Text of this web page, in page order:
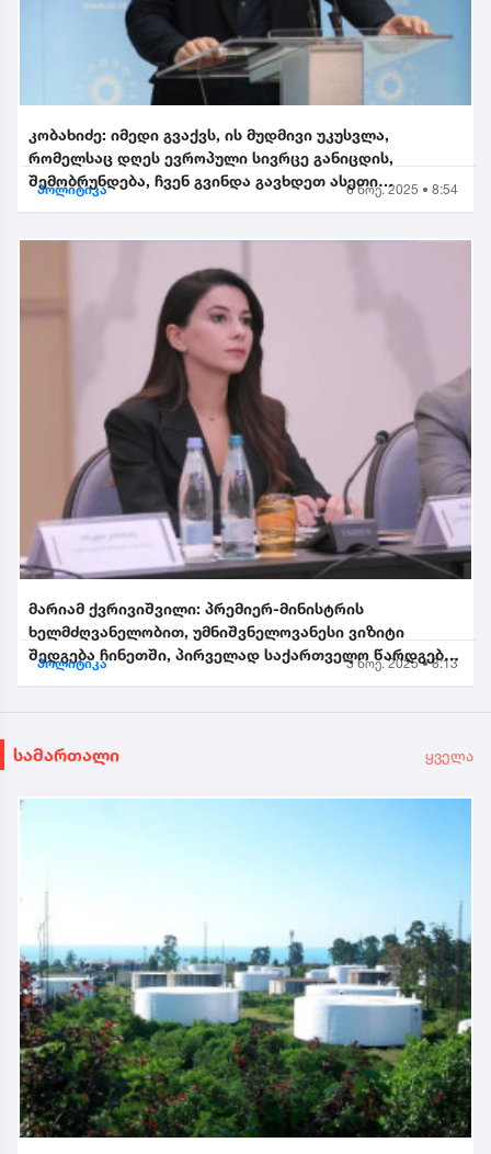
კობახიძე: იმედი გვაქვს, ის მუდმივი უკუსვლა,
რომელსაც დღეს ევროპული სივრცე განიცდის,
შემობრუნდება, ჩვენ გვინდა გავხდეთ ასეთი
პოლიტიკა 6 ნოე. 2025 • 8:54
მარიამ ქვრივიშვილი: პრემიერ-მინისტრის
ხელმძღვანელობით, უმნიშვნელოვანესი ვიზიტი
შედგება ჩინეთში, პირველად საქართველო წარდგება
პოლიტიკა 3 ნოე. 2025 • 8:13
სამართალი ყველა